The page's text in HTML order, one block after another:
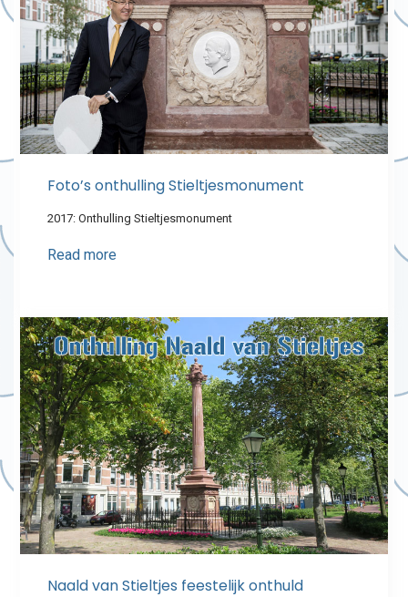
Foto’s onthulling Stieltjesmonument
2017: Onthulling Stieltjesmonument
Read more
Naald van Stieltjes feestelijk onthuld